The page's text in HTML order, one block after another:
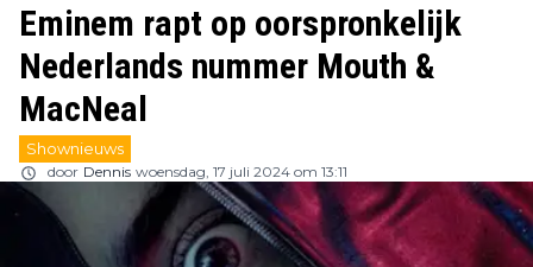
Eminem rapt op oorspronkelijk
Nederlands nummer Mouth &
MacNeal
Shownieuws
door Dennis woensdag, 17 juli 2024 om 13:11